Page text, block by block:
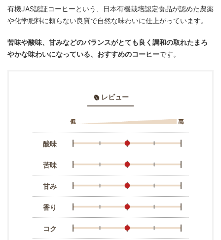
有機JAS認証コーヒーという、日本有機栽培認定食品が認めた農薬
や化学肥料に頼らない良質で自然な味わいに仕上がっています。
苦味や酸味、甘みなどのバランスがとても良く調和の取れたまろ
やかな味わいになっている、おすすめのコーヒーです。
レビュー
酸味
苦味
甘み
香り
コク